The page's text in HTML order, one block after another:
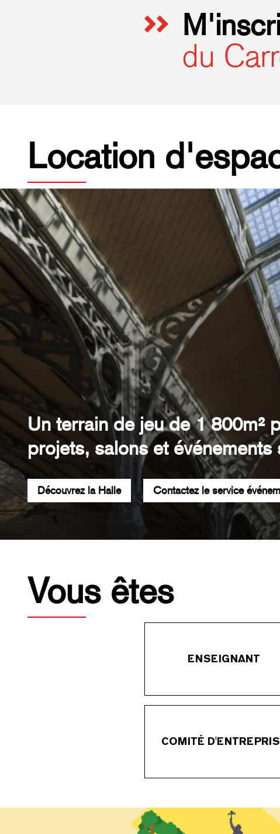
du
Location
Un terrain de jeu de 1 800m²
projets, salons et événements
Découvrez la Halle Contactez le service
Vous êtes
ENSEIGNANT
COMITÉ